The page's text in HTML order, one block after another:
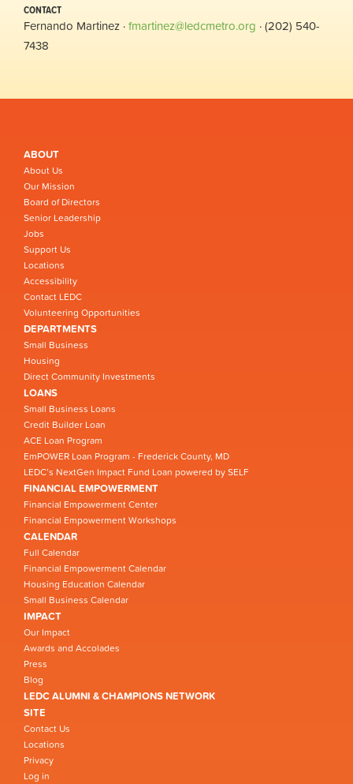
CONTACT
Fernando Martinez ·fmartinez@ledcmetro.org · (202) 540-
7438
ABOUT
About Us
Our Mission
Board of Directors
Senior Leadership
Jobs
Support Us
Locations
Accessibility
Contact LEDC
Volunteering Opportunities
DEPARTMENTS
Small Business
Housing
Direct Community Investments
LOANS
Small Business Loans
Credit Builder Loan
ACE Loan Program
EmPOWER Loan Program - Frederick County, MD
LEDC’s NextGen Impact Fund Loan powered by SELF
FINANCIAL EMPOWERMENT
Financial Empowerment Center
Financial Empowerment Workshops
CALENDAR
Full Calendar
Financial Empowerment Calendar
Housing Education Calendar
Small Business Calendar
IMPACT
Our Impact
Awards and Accolades
Press
Blog
LEDC ALUMNI & CHAMPIONS NETWORK
SITE
Contact Us
Locations
Privacy
Log in